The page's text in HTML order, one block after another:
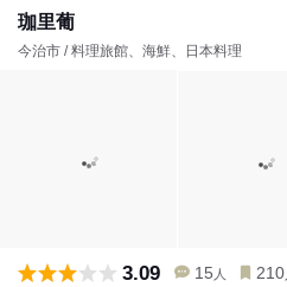
珈里葡
今治市 / 料理旅館、海鮮、日本料理
3.09 15 人 210